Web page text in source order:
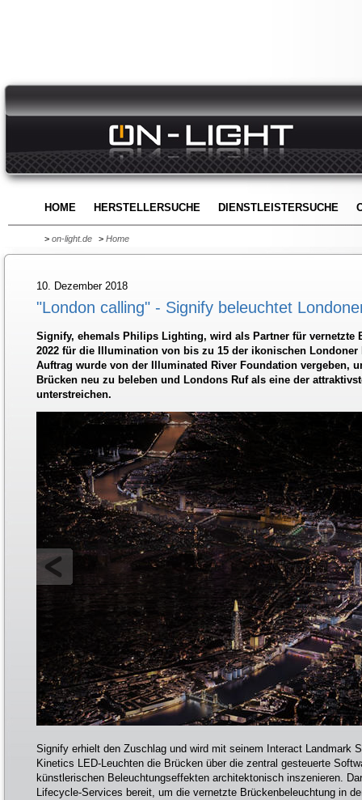
HOME HERSTELLERSUCHE DIENSTLEISTERSUCHE
> on-light.de > Home
10. Dezember 2018
"London calling" - Signify beleuchtet
Signify, ehemals Philips Lighting, wird als Partner für vernetzte
2022 für die Illumination von bis zu 15 der ikonischen Londoner
Auftrag wurde von der Illuminated River Foundation vergeben,
Brücken neu zu beleben und Londons Ruf als eine der
unterstreichen.
Signify erhielt den Zuschlag und wird mit seinem Interact Landmark
Kinetics LED-Leuchten die Brücken über die zentral gesteuerte
künstlerischen Beleuchtungseffekten architektonisch inszenieren.
Lifecycle-Services bereit, um die vernetzte Brückenbeleuchtung in